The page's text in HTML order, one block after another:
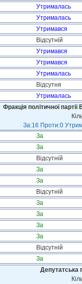
Утрималась
Утрималась
Утримався
Відсутній
Утримався
Утримався
Утрималась
Відсутня
Утрималась
Фракція політичної
За:16 Проти:0
За
За
Відсутній
За
За
Відсутній
За
За
За
За
Відсутній
За
Депутатська